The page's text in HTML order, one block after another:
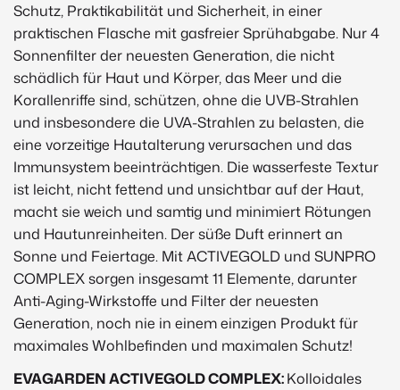
Schutz, Praktikabilität und Sicherheit, in einer
praktischen Flasche mit gasfreier Sprühabgabe. Nur 4
Sonnenfilter der neuesten Generation, die nicht
schädlich für Haut und Körper, das Meer und die
Korallenriffe sind, schützen, ohne die UVB-Strahlen
und insbesondere die UVA-Strahlen zu belasten, die
eine vorzeitige Hautalterung verursachen und das
Immunsystem beeinträchtigen. Die wasserfeste Textur
ist leicht, nicht fettend und unsichtbar auf der Haut,
macht sie weich und samtig und minimiert Rötungen
und Hautunreinheiten. Der süße Duft erinnert an
Sonne und Feiertage. Mit ACTIVEGOLD und SUNPRO
COMPLEX sorgen insgesamt 11 Elemente, darunter
Anti-Aging-Wirkstoffe und Filter der neuesten
Generation, noch nie in einem einzigen Produkt für
maximales Wohlbefinden und maximalen Schutz!
EVAGARDEN ACTIVEGOLD COMPLEX:Kolloidales